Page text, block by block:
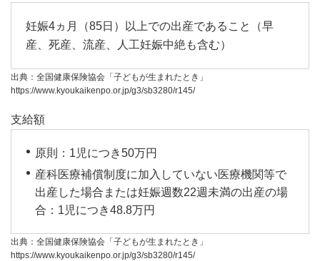
妊娠4ヵ月（85日）以上での出産であること（早
産、死産、流産、人工妊娠中絶も含む）
出典：全国健康保険協会「子どもが生まれたとき」
https://www.kyoukaikenpo.or.jp/g3/sb3280/r145/
支給額
原則：1児につき50万円
産科医療補償制度に加入していない医療機関等で
出産した場合または妊娠週数22週未満の出産の場
合：1児につき48.8万円
出典：全国健康保険協会「子どもが生まれたとき」
https://www.kyoukaikenpo.or.jp/g3/sb3280/r145/